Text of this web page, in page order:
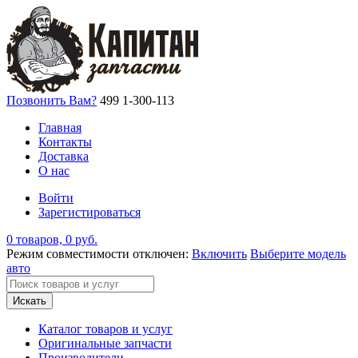
Позвонить Вам? 499 1-300-113
Главная
Контакты
Доставка
О нас
Войти
Зарегистироваться
0 товаров, 0 руб.
Режим совместимости отключен: Включить Выберите модель
авто
Искать
Каталог товаров и услуг
Оригинальные запчасти